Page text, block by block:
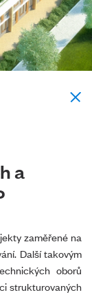
a
zaměřené na
Další takovým
oborů
strukturovaných